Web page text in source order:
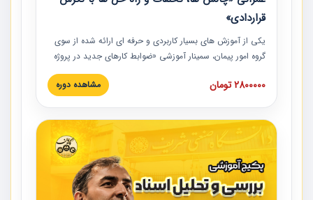
قراردادی»
یکی از آموزش‏‏‏‏‏‏ های بسیار کاربردی و حرفه‏ ای ارائه شده از سوی
گروه امور پیمان، سمینار آموزشی «ضوابط کارهای جدید در پروژه
های عمرانی» چالش ها، تخلفات و راه حل ها با نگرش قراردادی
است که در محل سندیکای شرکت های ساختمانی کشور ارائه شد.
مدارک پیمان به همراه تجربیات عملی ارائه شده است.
2800000 تومان مشاهده دوره